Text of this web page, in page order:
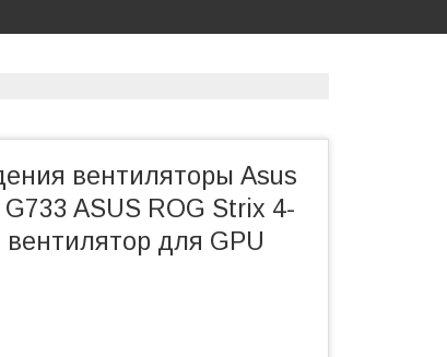
вентиляторы Asus
ASUS ROG Strix 4-
вентилятор для GPU